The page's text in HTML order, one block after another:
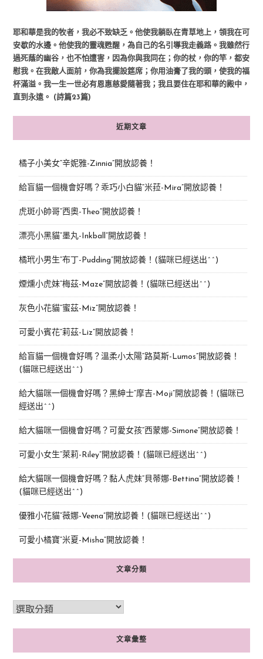
耶和華是我的牧者，我必不致缺乏。他使我躺臥在青草地上，領我在可
安歇的水邊。他使我的靈魂甦醒，為自己的名引導我走義路。我雖然行
過死蔭的幽谷，也不怕遭害，因為你與我同在；你的杖，你的竿，都安
慰我。在我敵人面前，你為我擺設筵席；你用油膏了我的頭，使我的福
杯滿溢。我一生一世必有恩惠慈愛隨著我；我且要住在耶和華的殿中，
直到永遠。 (詩篇23篇)
近期文章
橘子小美女“辛妮雅-Zinnia”開放認養！
給盲貓一個機會好嗎？乖巧小白貓“米菈-Mira”開放認養！
虎斑小帥哥“西奧-Theo”開放認養！
漂亮小黑貓“墨丸-Inkball”開放認養！
橘玳小男生“布丁-Pudding”開放認養！(貓咪已經送出^^)
煙燻小虎妹“梅茲-Maze”開放認養！(貓咪已經送出^^)
灰色小花貓“蜜茲-Miz”開放認養！
可愛小賓花“莉茲-Liz”開放認養！
給盲貓一個機會好嗎？溫柔小太陽“路莫斯-Lumos”開放認養！
(貓咪已經送出^^)
給大貓咪一個機會好嗎？黑紳士“摩吉-Moji”開放認養！(貓咪已
經送出^^)
給大貓咪一個機會好嗎？可愛女孩“西蒙娜-Simone“開放認養！
可愛小女生“萊莉-Riley”開放認養！(貓咪已經送出^^)
給大貓咪一個機會好嗎？黏人虎妹“貝蒂娜-Bettina”開放認養！
(貓咪已經送出^^)
優雅小花貓“薇娜-Veena”開放認養！(貓咪已經送出^^)
可愛小橘寶”米夏-Misha”開放認養！
文章分類
文章彙整